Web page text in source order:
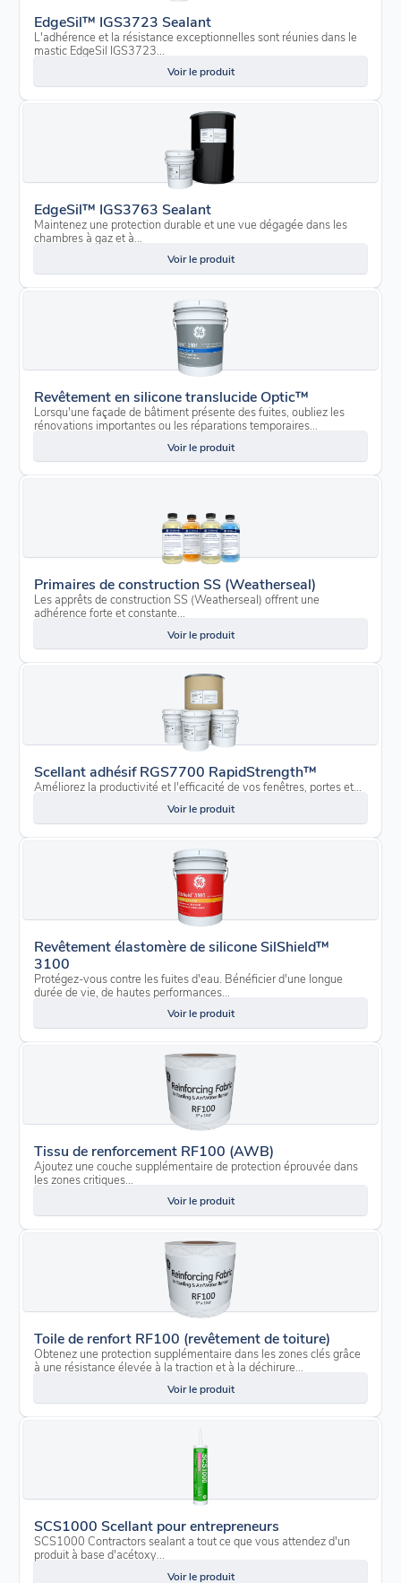
EdgeSil™ IGS3723 Sealant
L'adhérence et la résistance exceptionnelles sont réunies dans le
mastic EdgeSil IGS3723...
Voir le produit
EdgeSil™ IGS3763 Sealant
Maintenez une protection durable et une vue dégagée dans les
chambres à gaz et à...
Voir le produit
Revêtement en silicone translucide Optic™
Lorsqu'une façade de bâtiment présente des fuites, oubliez les
rénovations importantes ou les réparations temporaires...
Voir le produit
Primaires de construction SS (Weatherseal)
Les apprêts de construction SS (Weatherseal) offrent une
adhérence forte et constante...
Voir le produit
Scellant adhésif RGS7700 RapidStrength™
Améliorez la productivité et l'efficacité de vos fenêtres, portes et...
Voir le produit
Revêtement élastomère de silicone SilShield™
3100
Protégez-vous contre les fuites d'eau. Bénéficier d'une longue
durée de vie, de hautes performances...
Voir le produit
Tissu de renforcement RF100 (AWB)
Ajoutez une couche supplémentaire de protection éprouvée dans
les zones critiques...
Voir le produit
Toile de renfort RF100 (revêtement de toiture)
Obtenez une protection supplémentaire dans les zones clés grâce
à une résistance élevée à la traction et à la déchirure...
Voir le produit
SCS1000 Scellant pour entrepreneurs
SCS1000 Contractors sealant a tout ce que vous attendez d'un
produit à base d'acétoxy...
Voir le produit